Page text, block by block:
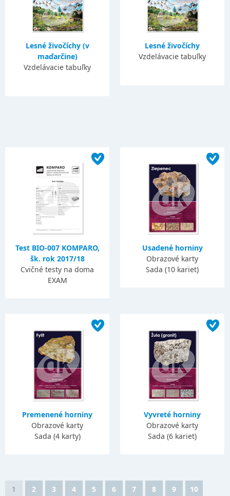
Lesné živočíchy (v
maďarčine)
Vzdelávacie tabuľky
Lesné živočíchy
Vzdelávacie tabuľky
Test BIO-007 KOMPARO,
šk. rok 2017/18
Cvičné testy na doma
EXAM
Usadené horniny
Obrazové karty
Sada (10 kariet)
Premenené horniny
Obrazové karty
Sada (4 karty)
Vyvreté horniny
Obrazové karty
Sada (6 kariet)
1 2 3 4 5 6 7 8 9 10